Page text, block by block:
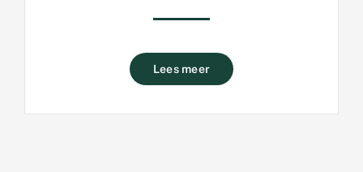
Lees meer